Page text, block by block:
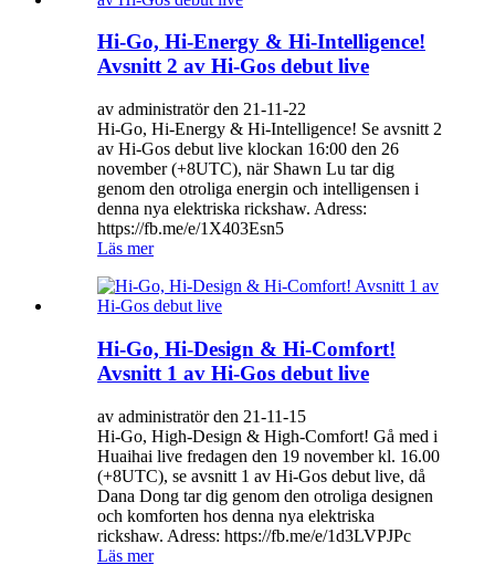
Hi-Go, Hi-Energy & Hi-Intelligence!
Avsnitt 2 av Hi-Gos debut live
av administratör den 21-11-22
Hi-Go, Hi-Energy & Hi-Intelligence! Se avsnitt 2
av Hi-Gos debut live klockan 16:00 den 26
november (+8UTC), när Shawn Lu tar dig
genom den otroliga energin och intelligensen i
denna nya elektriska rickshaw. Adress:
https://fb.me/e/1X403Esn5
Läs mer
Hi-Go, Hi-Design & Hi-Comfort!
Avsnitt 1 av Hi-Gos debut live
av administratör den 21-11-15
Hi-Go, High-Design & High-Comfort! Gå med i
Huaihai live fredagen den 19 november kl. 16.00
(+8UTC), se avsnitt 1 av Hi-Gos debut live, då
Dana Dong tar dig genom den otroliga designen
och komforten hos denna nya elektriska
rickshaw. Adress: https://fb.me/e/1d3LVPJPc
Läs mer